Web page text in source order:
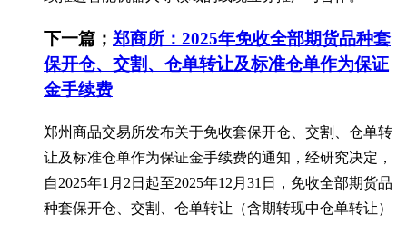
下一篇； 郑商所：2025年免收全部期货品种套
保开仓、交割、仓单转让及标准仓单作为保证
金手续费
郑州商品交易所发布关于免收套保开仓、交割、仓单转
让及标准仓单作为保证金手续费的通知，经研究决定，
自2025年1月2日起至2025年12月31日，免收全部期货品
种套保开仓、交割、仓单转让（含期转现中仓单转让）